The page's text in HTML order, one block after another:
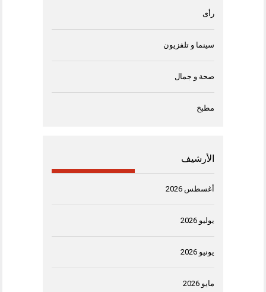
رأى
سينما و تلفزيون
صحة و جمال
مطبخ
الأرشيف
أغسطس 2026
يوليو 2026
يونيو 2026
مايو 2026